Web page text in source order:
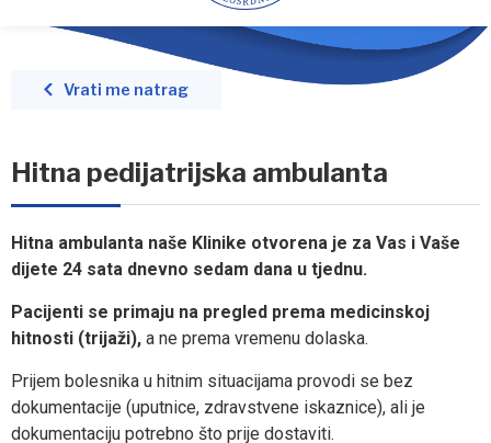
Vrati me natrag
Hitna pedijatrijska ambulanta
Hitna ambulanta naše Klinike otvorena je za Vas i Vaše
dijete 24 sata dnevno sedam dana u tjednu.
Pacijenti se primaju na pregled prema medicinskoj
hitnosti (trijaži), a ne prema vremenu dolaska.
Prijem bolesnika u hitnim situacijama provodi se bez
dokumentacije (uputnice, zdravstvene iskaznice), ali je
dokumentaciju potrebno što prije dostaviti.